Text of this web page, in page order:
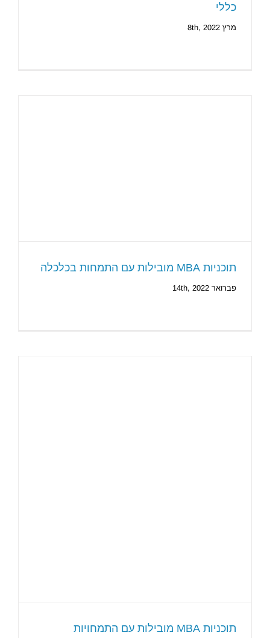
כללי
מרץ 8th, 2022
תוכניות MBA מובילות עם התמחות בכלכלה
פברואר 14th, 2022
תוכניות MBA מובילות עם התמחויות